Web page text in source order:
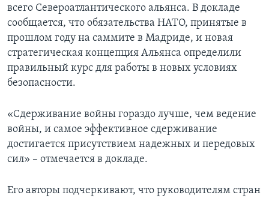
всего Североатлантического альянса. В докладе
сообщается, что обязательства НАТО, принятые в
прошлом году на саммите в Мадриде, и новая
стратегическая концепция Альянса определили
правильный курс для работы в новых условиях
безопасности.
«Сдерживание войны гораздо лучше, чем ведение
войны, и самое эффективное сдерживание
достигается присутствием надежных и передовых
сил» – отмечается в докладе.
Его авторы подчеркивают, что руководителям стран